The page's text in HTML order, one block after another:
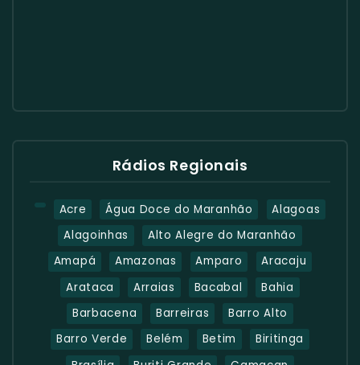
Rádios Regionais
Acre Água Doce do Maranhão
Alagoas
Alagoinhas
Alto Alegre do Maranhão
Amapá
Amazonas Amparo
Aracaju
Arataca
Arraias Bacabal
Bahia
Barbacena
Barreiras
Barro Alto
Barro Verde
Belém Betim
Biritinga